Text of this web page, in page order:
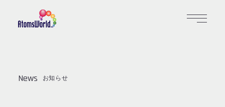
News お知らせ